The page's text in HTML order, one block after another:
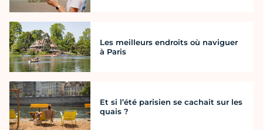
Les meilleurs endroits où naviguer
à Paris
Et si l’été parisien se cachait sur les
quais ?